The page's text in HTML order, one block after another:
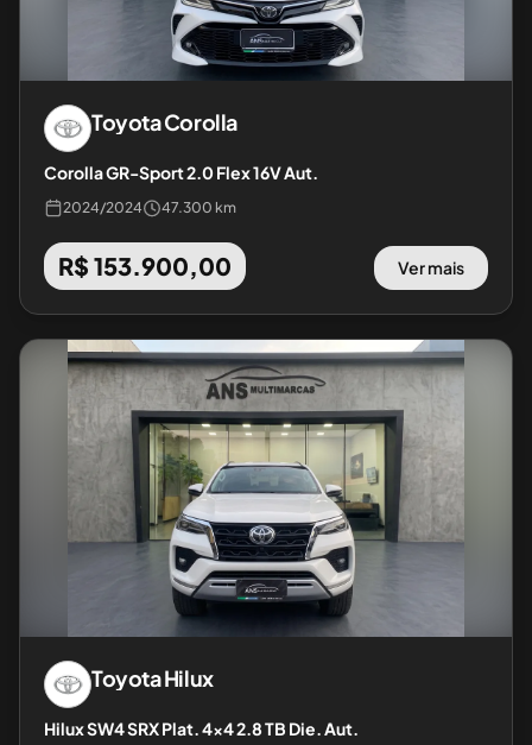
ToyotaCorolla
Corolla GR-Sport 2.0 Flex 16V Aut.
2024/2024 47.300 km
R$ 153.900,00 Ver mais
ToyotaHilux
Hilux SW4 SRX Plat. 4x4 2.8 TB Die. Aut.